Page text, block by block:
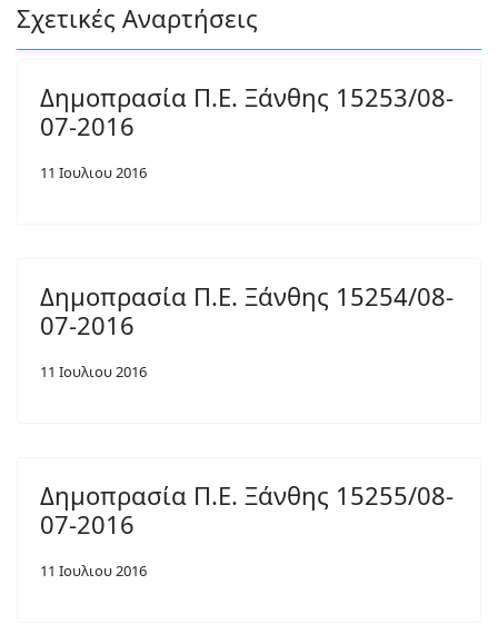
Σχετικές Αναρτήσεις
Δημοπρασία Π.Ε. Ξάνθης 15253/08-
07-2016
11 Ιουλιου 2016
Δημοπρασία Π.Ε. Ξάνθης 15254/08-
07-2016
11 Ιουλιου 2016
Δημοπρασία Π.Ε. Ξάνθης 15255/08-
07-2016
11 Ιουλιου 2016